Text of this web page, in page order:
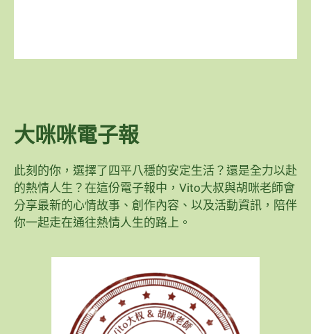
大咪咪電子報
此刻的你，選擇了四平八穩的安定生活？還是全力以赴
的熱情人生？在這份電子報中，Vito大叔與胡咪老師會
分享最新的心情故事、創作內容、以及活動資訊，陪伴
你一起走在通往熱情人生的路上。